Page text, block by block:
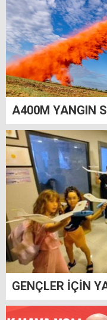
A400M YANGIN
GENÇLER İÇİN